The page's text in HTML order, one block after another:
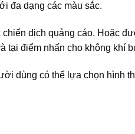
đa dạng các màu sắc.
dịch quảng cáo. Hoặc
tại điểm nhấn cho không khí
dùng có thể lựa chọn hình